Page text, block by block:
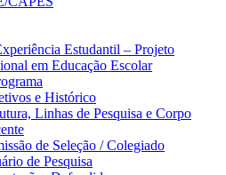
Estudantil – Projeto
em Educação Escolar
e Histórico
Linhas de Pesquisa e Corpo
de Seleção / Colegiado
de Pesquisa